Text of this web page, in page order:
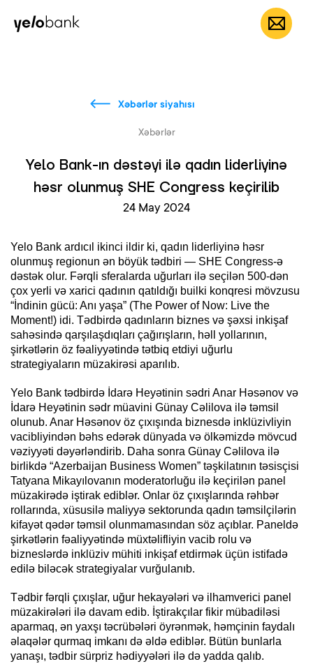
Fərdi Biznes AZ
Xəbərlər siyahısı
Xəbərlər
Yelo Bank-ın dəstəyi ilə qadın liderliyinə
həsr olunmuş SHE Congress keçirilib
24 May 2024
Yelo Bank ardıcıl ikinci ildir ki, qadın liderliyinə həsr
olunmuş regionun ən böyük tədbiri — SHE Congress-ə
dəstək olur. Fərqli sferalarda uğurları ilə seçilən 500-dən
çox yerli və xarici qadının qatıldığı builki konqresi mövzusu
“İndinin gücü: Anı yaşa” (The Power of Now: Live the
Moment!) idi. Tədbirdə qadınların biznes və şəxsi inkişaf
sahəsində qarşılaşdıqları çağırışların, həll yollarının,
şirkətlərin öz fəaliyyətində tətbiq etdiyi uğurlu
strategiyaların müzakirəsi aparılıb.
Yelo Bank tədbirdə İdarə Heyətinin sədri Anar Həsənov və
İdarə Heyətinin sədr müavini Günay Cəlilova ilə təmsil
olunub. Anar Həsənov öz çıxışında biznesdə inklüzivliyin
vacibliyindən bəhs edərək dünyada və ölkəmizdə mövcud
vəziyyəti dəyərləndirib. Daha sonra Günay Cəlilova ilə
birlikdə “Azerbaijan Business Women” təşkilatının təsisçisi
Tatyana Mikayılovanın moderatorluğu ilə keçirilən panel
müzakirədə iştirak ediblər. Onlar öz çıxışlarında rəhbər
rollarında, xüsusilə maliyyə sektorunda qadın təmsilçilərin
kifayət qədər təmsil olunmamasından söz açıblar. Paneldə
şirkətlərin fəaliyyətində müxtəlifliyin vacib rolu və
bizneslərdə inklüziv mühiti inkişaf etdirmək üçün istifadə
edilə biləcək strategiyalar vurğulanıb.
Tədbir fərqli çıxışlar, uğur hekayələri və ilhamverici panel
müzakirələri ilə davam edib. İştirakçılar fikir mübadiləsi
aparmaq, ən yaxşı təcrübələri öyrənmək, həmçinin faydalı
əlaqələr qurmaq imkanı də əldə ediblər. Bütün bunlarla
yanaşı, tədbir sürpriz hədiyyələri ilə də yadda qalıb.